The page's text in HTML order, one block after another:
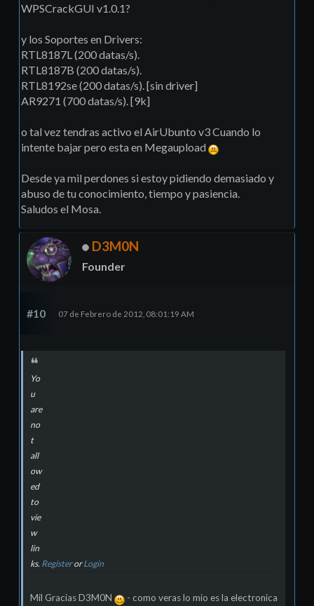
WPSCrackGUI v1.0.1?
y los Soportes en Drivers:
RTL8187L (200 datas/s).
RTL8187B (200 datas/s).
RTL8192se (200 datas/s). [sin driver]
AR9271 (700 datas/s). [9k]
o tal vez tendras activo el AirUbunto v3 Cuando lo
intente bajar pero esta en Megaupload
Desde ya mil perdones si estoy pidiendo demasiado y
abuso de tu conocimiento, tiempo y pasiencia.
Saludos el Mosa.
D3M0N
Founder
#10 07 de Febrero de 2012, 08:01:19 AM
Yo
u
are
no
t
all
ow
ed
to
vie
w
lin
ks. RegisterorLogin
Mil Gracias D3M0N
- como veras lo mio es la electronica